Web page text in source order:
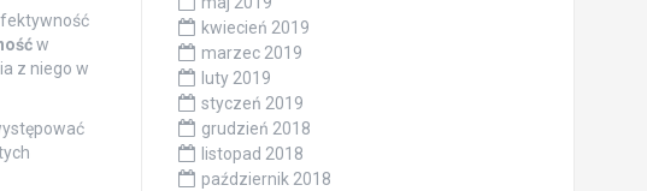
w
z niego w
kwiecień 2019
marzec 2019
luty 2019
styczeń 2019
grudzień 2018
listopad 2018
październik 2018